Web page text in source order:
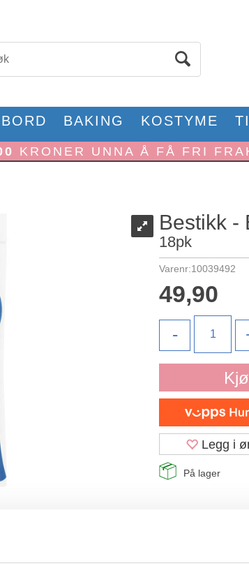
BAKING KOSTYME
KRONER UNNA Å FÅ FRI
Bestikk -
18pk
Varenr:10039492
49,90
-
Legg i
På lager